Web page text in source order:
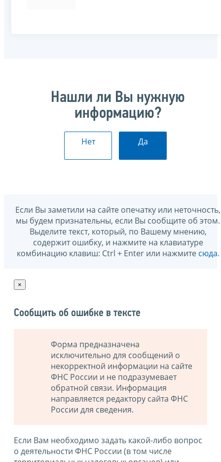
Нашли ли Вы нужную
информацию?
Нет Да
Если Вы заметили на сайте опечатку или неточность,
мы будем признательны, если Вы сообщите об этом.
Выделите текст, который, по Вашему мнению,
содержит ошибку, и нажмите на клавиатуре
комбинацию клавиш: Ctrl + Enter или нажмите сюда.
×
Сообщить об ошибке в тексте
Форма предназначена
исключительно для сообщений о
некорректной информации на сайте
ФНС России и не подразумевает
обратной связи. Информация
направляется редактору сайта ФНС
России для сведения.
Если Вам необходимо задать какой-либо вопрос
о деятельности ФНС России (в том числе